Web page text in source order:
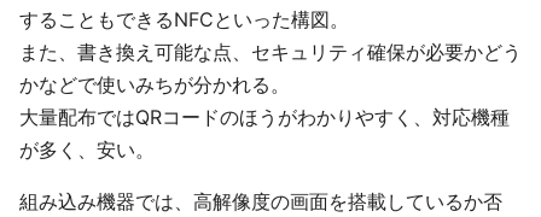
することもできるNFCといった構図。
また、書き換え可能な点、セキュリティ確保が必要かどう
かなどで使いみちが分かれる。
大量配布ではQRコードのほうがわかりやすく、対応機種
が多く、安い。
組み込み機器では、高解像度の画面を搭載しているか否